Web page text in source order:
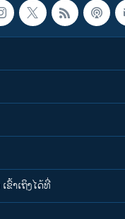
ຂົ້າເຖິງໄດ້ທີ່